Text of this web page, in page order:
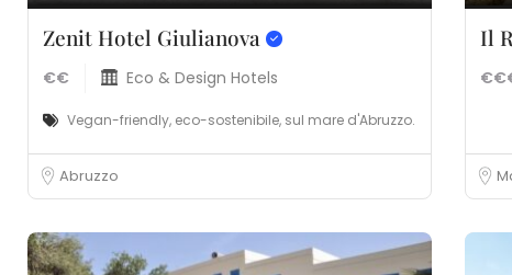
Zenit Hotel Giulianova
€€ Eco & Design Hotels
Vegan-friendly, eco-sostenibile, sul mare d'Abruzzo.
Abruzzo
Il